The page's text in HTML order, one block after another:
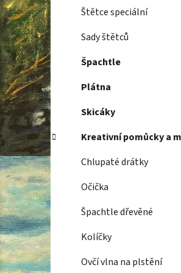
Štětce speciální
Sady štětců
Špachtle
Plátna
Skicáky
Kreativní pomůcky a
Chlupaté drátky
Očička
Špachtle dřevěné
Kolíčky
Ovčí vlna na plstění